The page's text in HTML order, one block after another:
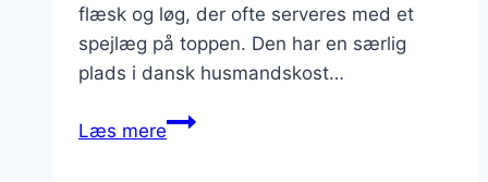
flæsk og løg, der ofte serveres med et
spejlæg på toppen. Den har en særlig
plads i dansk husmandskost…
Læs mereBrændende